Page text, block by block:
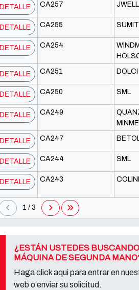
DETALLE CA257 JWELL
DETALLE CA255
DETALLE CA254
DETALLE CA251 DOLCI
DETALLE CA250 SML
DETALLE CA249
DETALLE CA247
DETALLE CA244 SML
DETALLE CA243
1 / 3
¿ESTÁN USTEDES
MÁQUINA DE SEGUNDA
Haga click aqui para entrar en
web o enviar su solicitud.